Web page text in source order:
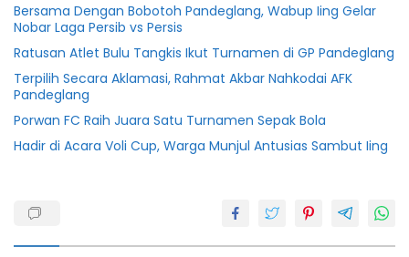
Bersama Dengan Bobotoh Pandeglang, Wabup Iing Gelar
Nobar Laga Persib vs Persis
Ratusan Atlet Bulu Tangkis Ikut Turnamen di GP Pandeglang
Terpilih Secara Aklamasi, Rahmat Akbar Nahkodai AFK
Pandeglang
Porwan FC Raih Juara Satu Turnamen Sepak Bola
Hadir di Acara Voli Cup, Warga Munjul Antusias Sambut Iing